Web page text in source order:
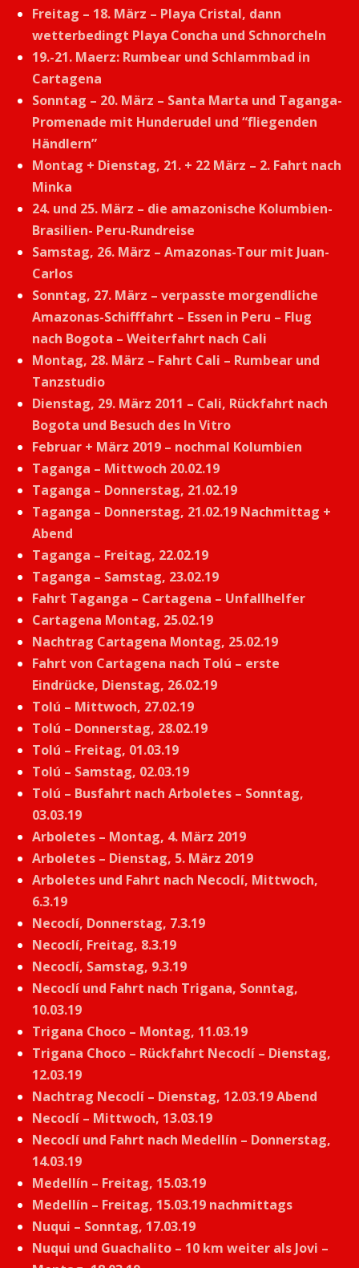
Freitag – 18. März – Playa Cristal, dann
wetterbedingt Playa Concha und Schnorcheln
19.-21. Maerz: Rumbear und Schlammbad in
Cartagena
Sonntag – 20. März – Santa Marta und Taganga-
Promenade mit Hunderudel und “fliegenden
Händlern”
Montag + Dienstag, 21. + 22 März – 2. Fahrt nach
Minka
24. und 25. März – die amazonische Kolumbien-
Brasilien- Peru-Rundreise
Samstag, 26. März – Amazonas-Tour mit Juan-
Carlos
Sonntag, 27. März – verpasste morgendliche
Amazonas-Schifffahrt – Essen in Peru – Flug
nach Bogota – Weiterfahrt nach Cali
Montag, 28. März – Fahrt Cali – Rumbear und
Tanzstudio
Dienstag, 29. März 2011 – Cali, Rückfahrt nach
Bogota und Besuch des In Vitro
Februar + März 2019 – nochmal Kolumbien
Taganga – Mittwoch 20.02.19
Taganga – Donnerstag, 21.02.19
Taganga – Donnerstag, 21.02.19 Nachmittag +
Abend
Taganga – Freitag, 22.02.19
Taganga – Samstag, 23.02.19
Fahrt Taganga – Cartagena – Unfallhelfer
Cartagena Montag, 25.02.19
Nachtrag Cartagena Montag, 25.02.19
Fahrt von Cartagena nach Tolú – erste
Eindrücke, Dienstag, 26.02.19
Tolú – Mittwoch, 27.02.19
Tolú – Donnerstag, 28.02.19
Tolú – Freitag, 01.03.19
Tolú – Samstag, 02.03.19
Tolú – Busfahrt nach Arboletes – Sonntag,
03.03.19
Arboletes – Montag, 4. März 2019
Arboletes – Dienstag, 5. März 2019
Arboletes und Fahrt nach Necoclí, Mittwoch,
6.3.19
Necoclí, Donnerstag, 7.3.19
Necoclí, Freitag, 8.3.19
Necoclí, Samstag, 9.3.19
Necoclí und Fahrt nach Trigana, Sonntag,
10.03.19
Trigana Choco – Montag, 11.03.19
Trigana Choco – Rückfahrt Necoclí – Dienstag,
12.03.19
Nachtrag Necoclí – Dienstag, 12.03.19 Abend
Necoclí – Mittwoch, 13.03.19
Necoclí und Fahrt nach Medellín – Donnerstag,
14.03.19
Medellín – Freitag, 15.03.19
Medellín – Freitag, 15.03.19 nachmittags
Nuqui – Sonntag, 17.03.19
Nuqui und Guachalito – 10 km weiter als Jovi –